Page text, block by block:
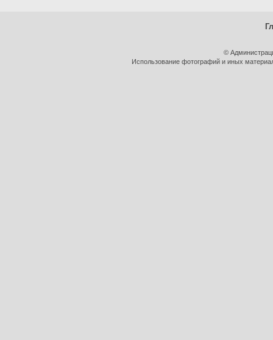
©
Использование фотографий и иных